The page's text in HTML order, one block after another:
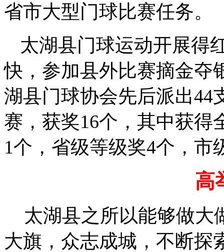
省市大型门球比赛任务。
太湖县门球运动开展得
快，参加县外比赛摘金夺
湖县门球协会先后派出44
赛，获奖16个 ，其中获得
1个 ， 省级等级奖4个，市
高
太湖县之所以能够做大
大旗，众志成城，不断探